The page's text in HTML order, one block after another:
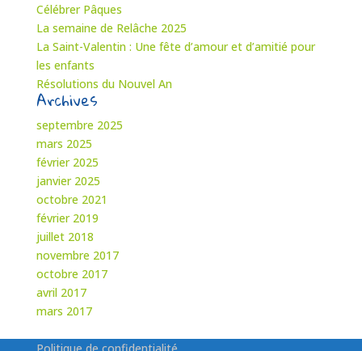
Célébrer Pâques
La semaine de Relâche 2025
La Saint-Valentin : Une fête d’amour et d’amitié pour
les enfants
Résolutions du Nouvel An
Archives
septembre 2025
mars 2025
février 2025
janvier 2025
octobre 2021
février 2019
juillet 2018
novembre 2017
octobre 2017
avril 2017
mars 2017